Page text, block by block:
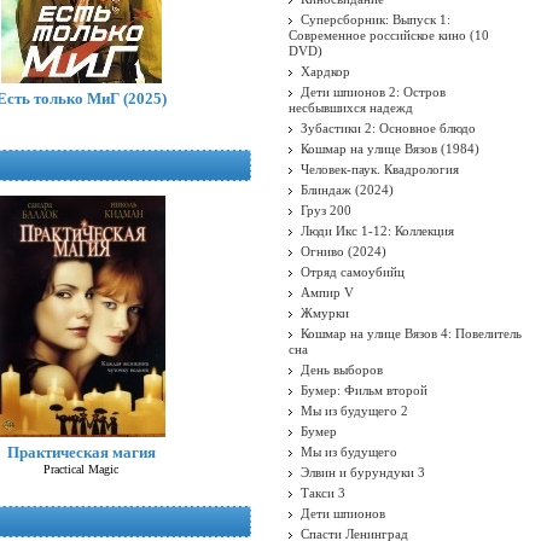
только МиГ (2025)
Практическая магия
Practical Magic
Суперсборник: Выпуск 1:
Современное российское кино (10
DVD)
Хардкор
Дети шпионов 2: Остров
несбывшихся надежд
Зубастики 2: Основное блюдо
Кошмар на улице Вязов (1984)
Человек-паук. Квадрология
Блиндаж (2024)
Груз 200
Люди Икс 1-12: Коллекция
Огниво (2024)
Отряд самоубийц
Ампир V
Жмурки
Кошмар на улице Вязов 4: Повелитель
сна
День выборов
Бумер: Фильм второй
Мы из будущего 2
Бумер
Мы из будущего
Элвин и бурундуки 3
Такси 3
Дети шпионов
Спасти Ленинград